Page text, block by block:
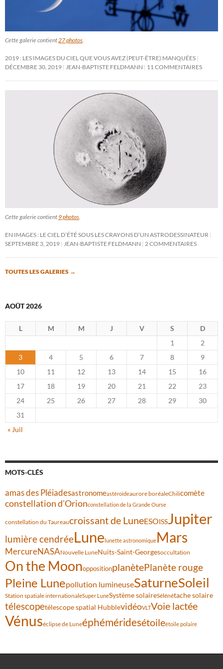
Cette galerie contient27 photos.
2019 : LES IMAGES DU CIEL QUE VOUS AVEZ (PEUT-ÊTRE) MANQUÉES
DÉCEMBRE 30, 2019 JEAN-BAPTISTE FELDMANN 11 COMMENTAIRES
Cette galerie contient 9 photos
EN IMAGES : LE CIEL D’ÉTÉ SOUS LES CRAYONS D’UN ASTRODESSINATEUR
SEPTEMBRE 3, 2019
JEAN-BAPTISTE FELDMANN 2 COMMENTAIRES
TOUTES LES GALERIES →
AOÛT 2026
L M M J V S
D
1
2
3
4 5 6 7 8
9
10
11 12 13 14 15
16
17
18 19 20 21 22
23
24
25 26 27 28 29
30
31
« Juil
MOTS-CLÉS
amas des Pléiadesastronomeastéroïdeaurore boréaleChilicomète
constellation d'Orionconstellation de la Grande Ourse
constellation du Taureaucroissant de LuneESOISSJupiter
lumière cendréeLunelunette astronomiqueMars
MercureNASANouvelle LuneNuits-Saint-Georgesoccultation
On the MoonoppositionplanètePlanète rouge
Pleine Lunepollution lumineuseSaturneSoleil
Station spatiale internationaleSuper LuneSystème solaireSélénétache solaire
télescopetélescope spatial HubblevidéoVLTVoie lactée
Vénuséclipse de Luneéphéméridesétoileétoile polaire